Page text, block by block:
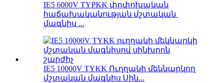
IE5 6000V TYPKK փոփոխական
հաճախականության մշտական ​​
մագնիս ...
IE5 10000V TYKK Ուղղակի մեկնարկող
մշտական ​​մագնիս Սին...